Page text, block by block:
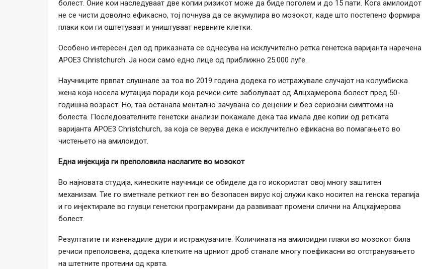
болест. Оние кои наследуваат две копии ризикот може да биде поголем и до 15 пати. Кога амилоидот
не се чисти доволно ефикасно, тој почнува да се акумулира во мозокот, каде што постепено формира
плаки кои ги оштетуваат и уништуваат нервните клетки.
Особено интересен дел од приказната се однесува на исклучително ретка генетска варијанта наречена
APOE3 Christchurch. Ја носи само едно лице од приближно 25.000 луѓе.
Научниците првпат слушнале за тоа во 2019 година додека го истражувале случајот на колумбиска
жена која носела мутација поради која речиси сите заболуваат од Алцхајмерова болест пред 50-
годишна возраст. Но, таа останала ментално зачувана со децении и без сериозни симптоми на
болеста. Последователните генетски анализи покажале дека таа имала две копии од ретката
варијанта APOE3 Christchurch, за која се верува дека е исклучително ефикасна во помагањето во
чистењето на амилоидот.
Една инјекција ги преполовила наслагите во мозокот
Во најновата студија, кинеските научници се обиделе да го искористат овој многу заштитен
механизам. Тие го вметнале реткиот ген во безопасен вирус кој служи како носител на генска терапија
и го инјектирале во глувци генетски програмирани да развиваат промени слични на Алцхајмерова
болест.
Резултатите ги изненадиле дури и истражувачите. Количината на амилоидни плаки во мозокот била
речиси преполовена, додека клетките на црниот дроб станале многу поефикасни во отстранувањето
на штетните протеини од крвта.